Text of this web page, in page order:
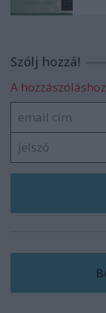
Szólj hozzá!
A